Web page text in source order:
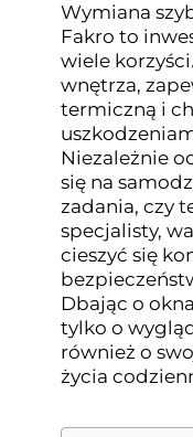
Wymiana
Fakro to
wiele
wnętrza,
termiczną i
Niezależnie
się na
zadania, czy
specjalisty,
cieszyć się
Dbając o
tylko o
również o
życia